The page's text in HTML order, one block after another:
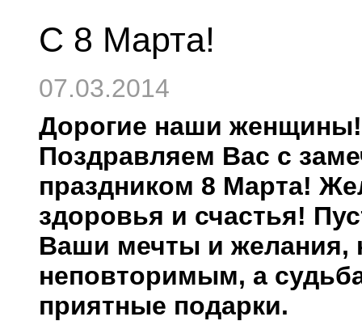
С 8 Марта!
07.03.2014
Дорогие наши женщины!
Поздравляем Вас с
праздником 8 Марта!
здоровья и счастья!
Ваши мечты и желания,
неповторимым, а
приятные подарки.